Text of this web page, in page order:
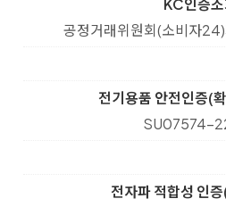
KC인증조
공정거래위원회(소비자
전기용품 안전인증(
SU07574-
전자파 적합성 인